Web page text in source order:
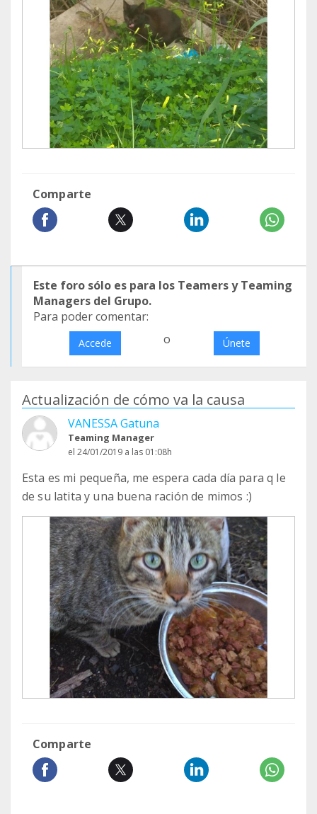
Comparte
Este foro sólo es para los Teamers y Teaming
Managers del Grupo.
Para poder comentar:
Accede o Únete
Actualización de cómo va la causa
VANESSA Gatuna
Teaming Manager
el 24/01/2019 a las 01:08h
Esta es mi pequeña, me espera cada día para q le
de su latita y una buena ración de mimos :)
Comparte